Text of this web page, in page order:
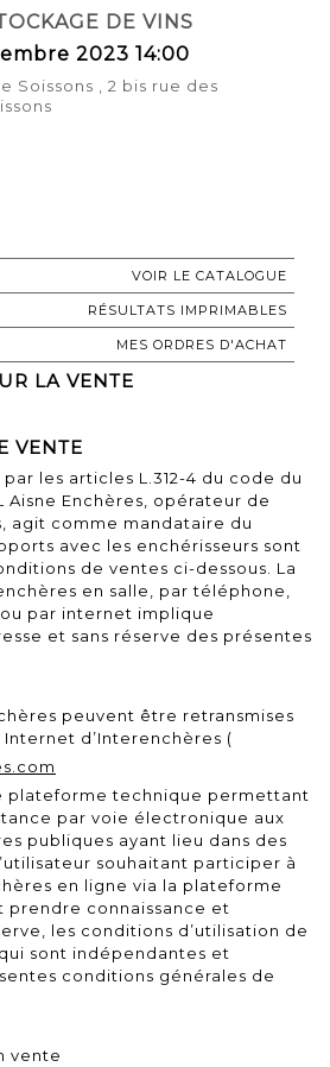
DE VINS
2023 14:00
Soissons , 2 bis rue des
VOIR LE CATALOGUE
RÉSULTATS IMPRIMABLES
MES ORDRES D'ACHAT
LA VENTE
VENTE
les articles L.312-4 du code du
Aisne Enchères, opérateur de
agit comme mandataire du
avec les enchérisseurs sont
de ventes ci-dessous. La
en salle, par téléphone,
par internet implique
et sans réserve des présentes
peuvent être retransmises
d’Interenchères (
plateforme technique permettant
par voie électronique aux
publiques ayant lieu dans des
souhaitant participer à
en ligne via la plateforme
prendre connaissance et
les conditions d’utilisation de
sont indépendantes et
conditions générales de
vente